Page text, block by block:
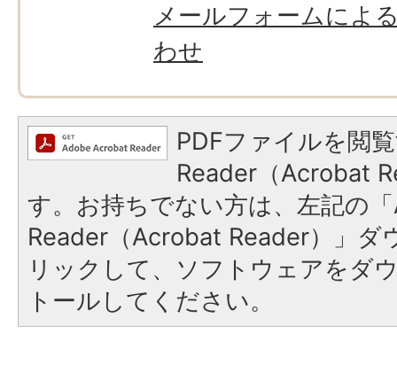
メールフォームによ
わせ
PDFファイルを閲
Reader（Acrobat
す。お持ちでない方は、左記の
Reader（Acrobat Reader）」ダ
リックして、ソフトウェアをダ
トールしてください。